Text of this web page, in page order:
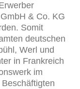
& Co. KG
Somit
deutschen
Werl und
in Frankreich
im